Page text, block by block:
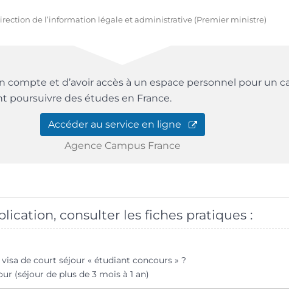
de l’information légale et administrative (Premier ministre)
compte et d’avoir accès à un espace personnel pour un
poursuivre des études en France.
Accéder au service en ligne
Agence Campus France
consulter les fiches pratiques :
visa de court séjour « étudiant concours » ?
(séjour de plus de 3 mois à 1 an)